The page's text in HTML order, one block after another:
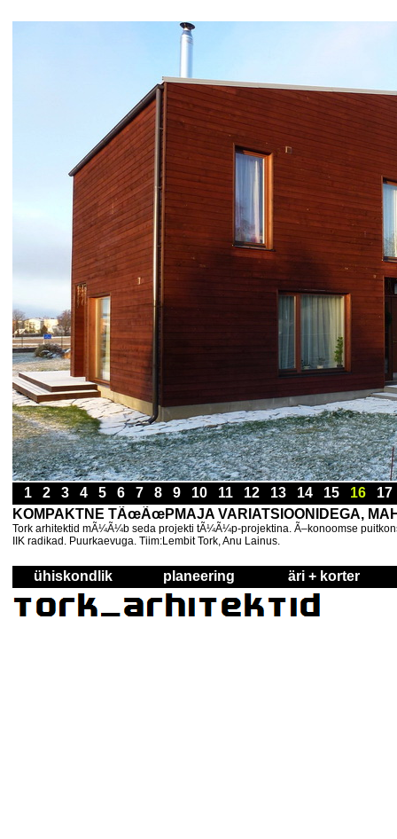
1 2 3 4 5 6 7 8 9 10 11 12 13 14 15 16
KOMPAKTNE TÃœÃœPMAJA VARIATSIOONIDEGA,
Tork arhitektid mÃ¼Ã¼b seda projekti tÃ¼Ã¼p-projektina. Ã–konoomse
IIK radikad. Puurkaevuga. Tiim:Lembit Tork, Anu Lainus.
ühiskondlik planeering äri + korter